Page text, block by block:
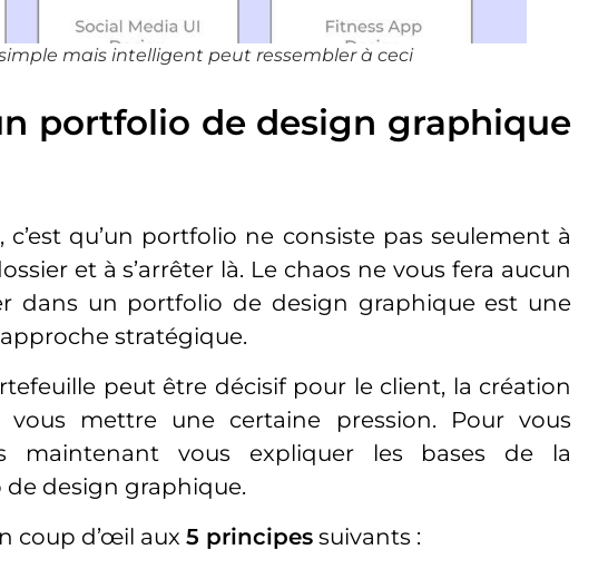
mais intelligent peut ressembler à ceci
portfolio de design graphique
qu’un portfolio ne consiste pas seulement à
et à s’arrêter là. Le chaos ne vous fera aucun
dans un portfolio de design graphique est une
stratégique.
peut être décisif pour le client, la création
vous mettre une certaine pression. Pour vous
maintenant vous expliquer les bases de la
design graphique.
coup d’œil aux 5 principes suivants :